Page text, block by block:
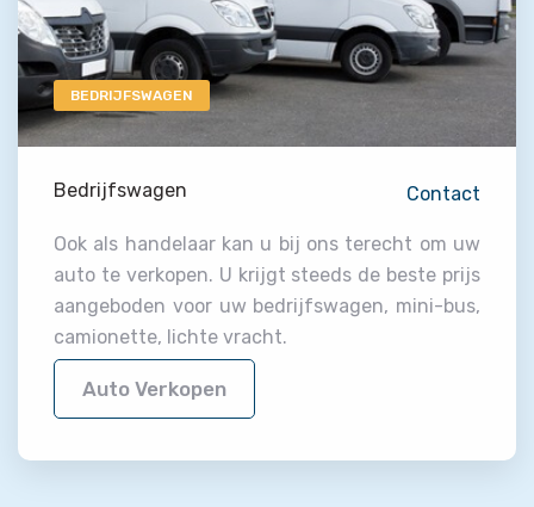
BEDRIJFSWAGEN
Bedrijfswagen Contact
Ook als handelaar kan u bij ons terecht om uw
auto te verkopen. U krijgt steeds de beste prijs
aangeboden voor uw bedrijfswagen, mini-bus,
camionette, lichte vracht.
Auto Verkopen